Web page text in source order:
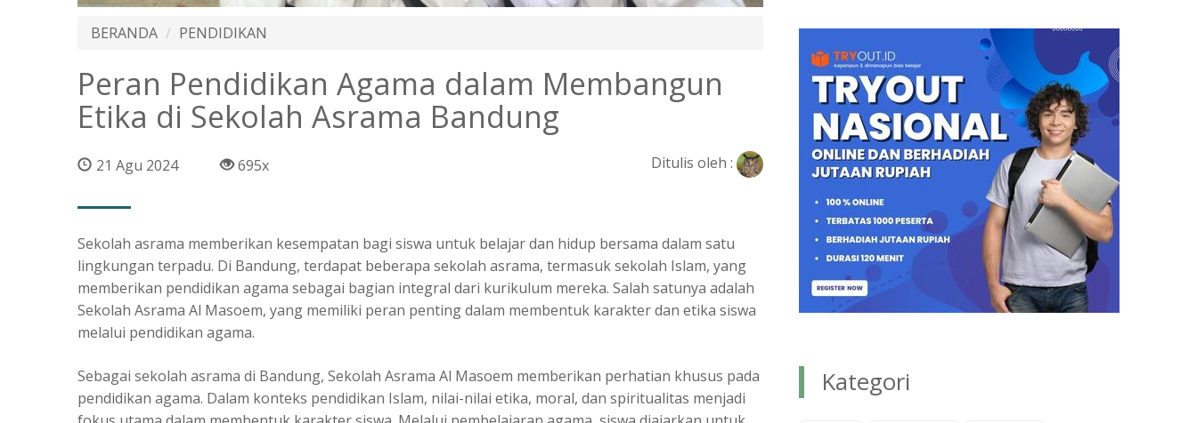
BERANDA PENDIDIKAN
Peran Pendidikan Agama dalam Membangun
Etika di Sekolah Asrama Bandung
21 Agu 2024 695x Ditulis oleh :
Sekolah asrama memberikan kesempatan bagi siswa untuk belajar dan hidup bersama dalam satu
lingkungan terpadu. Di Bandung, terdapat beberapa sekolah asrama, termasuk sekolah Islam, yang
memberikan pendidikan agama sebagai bagian integral dari kurikulum mereka. Salah satunya adalah
Sekolah Asrama Al Masoem, yang memiliki peran penting dalam membentuk karakter dan etika siswa
melalui pendidikan agama.
Sebagai sekolah asrama di Bandung, Sekolah Asrama Al Masoem memberikan perhatian khusus pada
pendidikan agama. Dalam konteks pendidikan Islam, nilai-nilai etika, moral, dan spiritualitas menjadi
Kategori